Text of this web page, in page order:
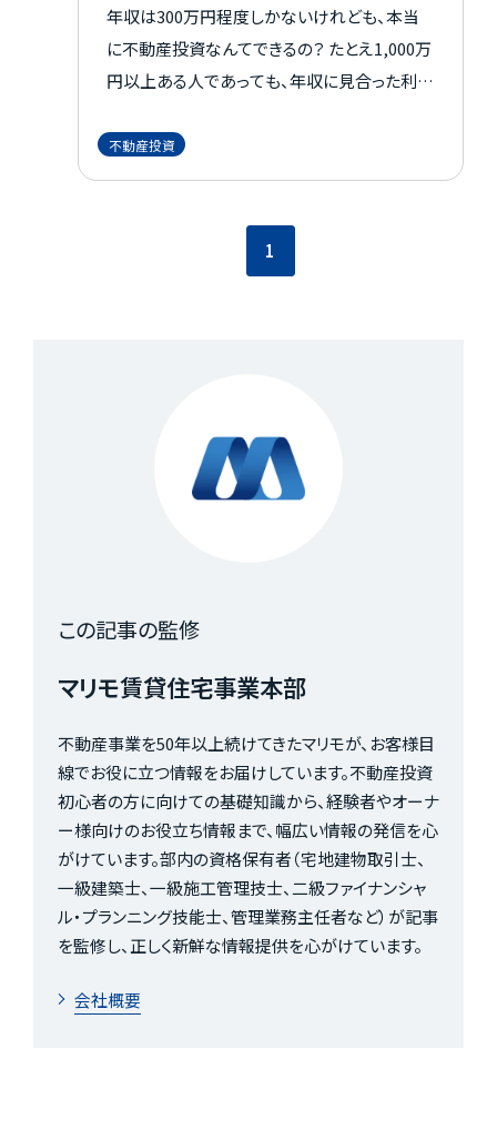
年収は300万円程度しかないけれども、本当
に不動産投資なんてできるの？ たとえ1,000万
円以上ある人であっても、年収に見合った利益
色々不安を覚えるでしょう。 ここでは、年収別
におすすめの不動産投資法や融資などについ
ドバイスを知りたい人は、ぜひ参考にしてくだ
不動産投資
1
この記事の監修
マリモ賃貸住宅事業本部
不動産事業を50年以上続けてきたマリモが、お客様目
線でお役に立つ情報をお届けしています。不動産投資
初心者の方に向けての基礎知識から、経験者やオーナ
ー様向けのお役立ち情報まで、幅広い情報の発信を心
がけています。部内の資格保有者（宅地建物取引士、
一級建築士、一級施工管理技士、二級ファイナンシャ
ル・プランニング技能士、管理業務主任者など）が記事
を監修し、正しく新鮮な情報提供を心がけています。
会社概要